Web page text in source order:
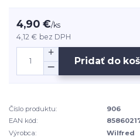
4,90 €/ks
4,12 € bez DPH
Pridať do
Číslo produktu:
906
EAN kód:
Výrobca:
Wilfred